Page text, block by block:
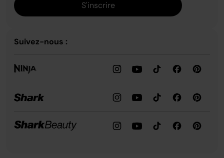
S'inscrire
Suivez-nous :